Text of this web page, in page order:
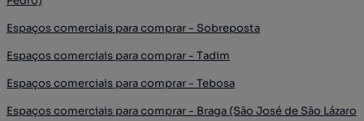
Espaços comerciais para comprar - Sobreposta
Espaços comerciais para comprar - Tadim
Espaços comerciais para comprar - Tebosa
Espaços comerciais para comprar - Braga (São José de São Lázaro